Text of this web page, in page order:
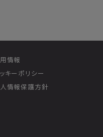
情報
キーポリシー
情報保護方針